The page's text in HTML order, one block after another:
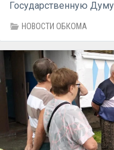
Государственную
Тюменскому
№183.
НОВОСТИ ОБКОМА